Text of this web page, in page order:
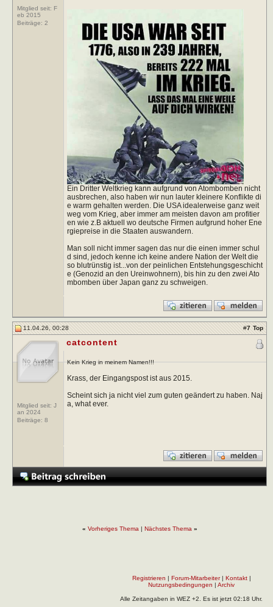
Mitglied seit: F
eb 2015
Beiträge: 2
Ein Dritter Weltkrieg kann aufgrund von Atombomben nicht
ausbrechen, also haben wir nun lauter kleinere Konflikte di
e warm gehalten werden. Die USA idealerweise ganz weit
weg vom Krieg, aber immer am meisten davon am profitier
en wie z.B aktuell wo deutsche Firmen aufgrund hoher Ene
rgiepreise in die Staaten auswandern.
Man soll nicht immer sagen das nur die einen immer schul
d sind, jedoch kenne ich keine andere Nation der Welt die
so blutrünstig ist...von der peinlichen Entstehungsgeschicht
e (Genozid an den Ureinwohnern), bis hin zu den zwei Ato
mbomben über Japan ganz zu schweigen.
11.04.26, 00:28 #7 Top
Mitglied seit: J
an 2024
Beiträge: 8
catcontent
Kein Krieg in meinem Namen!!!
Krass, der Eingangspost ist aus 2015.
Scheint sich ja nicht viel zum guten geändert zu haben. Naj
a, what ever.
« Vorheriges Thema | Nächstes Thema »
Registrieren | Forum-Mitarbeiter| Kontakt|
Nutzungsbedingungen | Archiv
Alle Zeitangaben in WEZ +2. Es ist jetzt 02:18 Uhr.